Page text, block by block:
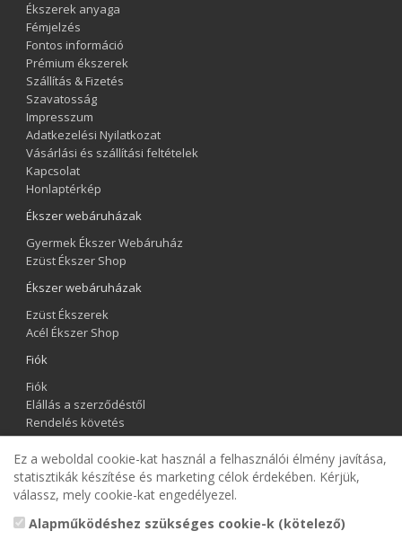
Ékszerek anyaga
Fémjelzés
Fontos információ
Prémium ékszerek
Szállítás & Fizetés
Szavatosság
Impresszum
Adatkezelési Nyilatkozat
Vásárlási és szállítási feltételek
Kapcsolat
Honlaptérkép
Ékszer webáruházak
Gyermek Ékszer Webáruház
Ezüst Ékszer Shop
Ékszer webáruházak
Ezüst Ékszerek
Acél Ékszer Shop
Fiók
Fiók
Elállás a szerződéstől
Rendelés követés
Kívánságlista
Hírlevél
Gyermek Ékszer Shop
Ez a weboldal cookie-kat használ a felhasználói élmény javítása,
statisztikák készítése és marketing célok érdekében. Kérjük,
válassz, mely cookie-kat engedélyezel.
Alapműködéshez szükséges cookie-k (kötelező)